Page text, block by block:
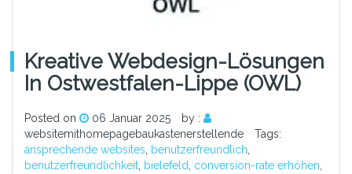
Kreative Webdesign-Lösungen
In Ostwestfalen-Lippe (OWL)
Posted on 06 Januar 2025
by :
websitemithomepagebaukastenerstellende
Tags:
ansprechende websites, benutzerfreundlich,
benutzerfreundlichkeit, bielefeld, conversion-rate erhöhen,